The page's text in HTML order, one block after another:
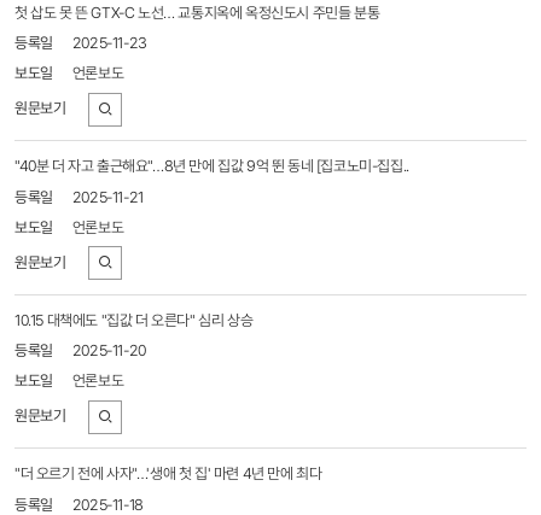
첫 삽도 못 뜬 GTX-C 노선… 교통지옥에 옥정신도시 주민들 분통
2025-11-23
언론보도
바로가기
"40분 더 자고 출근해요"…8년 만에 집값 9억 뛴 동네 [집코노미-집집..
2025-11-21
언론보도
바로가기
10.15 대책에도 "집값 더 오른다" 심리 상승
2025-11-20
언론보도
바로가기
"더 오르기 전에 사자"…'생애 첫 집' 마련 4년 만에 최다
2025-11-18